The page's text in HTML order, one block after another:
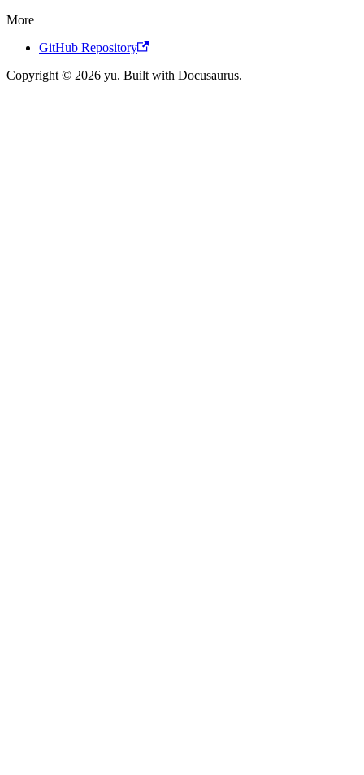
More
GitHub Repository
Copyright © 2026 yu. Built with Docusaurus.